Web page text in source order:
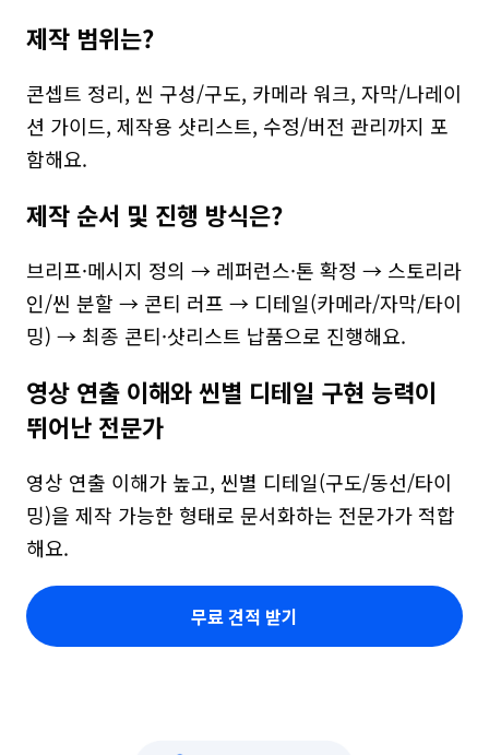
제작 범위는?
콘셉트 정리, 씬 구성/구도, 카메라 워크, 자막/나레이
션 가이드, 제작용 샷리스트, 수정/버전 관리까지 포
함해요.
제작 순서 및 진행 방식은?
브리프·메시지 정의 → 레퍼런스·톤 확정 → 스토리라
인/씬 분할 → 콘티 러프 → 디테일(카메라/자막/타이
밍) → 최종 콘티·샷리스트 납품으로 진행해요.
영상 연출 이해와 씬별 디테일 구현 능력이
뛰어난 전문가
영상 연출 이해가 높고, 씬별 디테일(구도/동선/타이
밍)을 제작 가능한 형태로 문서화하는 전문가가 적합
해요.
무료 견적 받기